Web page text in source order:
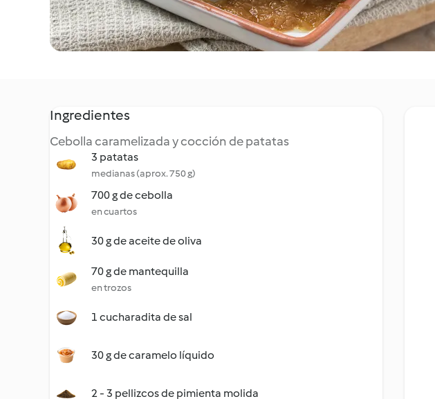
Ingredientes
Cebolla caramelizada y cocción de patatas
3 patatas
medianas (aprox. 750 g)
700 g de cebolla
en cuartos
30 g de aceite de oliva
70 g de mantequilla
en trozos
1 cucharadita de sal
30 g de caramelo líquido
2 - 3 pellizcos de pimienta molida